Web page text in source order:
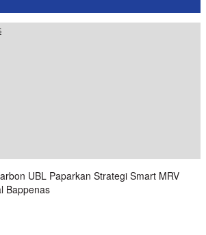
UBL Paparkan Strategi Smart MRV
Bappenas